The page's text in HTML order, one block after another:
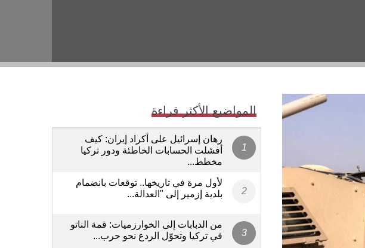
المواضيع الأكثر قراءة
رهان إسرائيل على أكراد إيران: كيف
أفشلت الحسابات الخاطئة ودور تركيا
مخطط...
لأول مرة في تاريخها.. توقعات بانضمام
بلدية إزمير إلى "العدالة...
من الدبابات إلى الخوارزميات: قمة الناتو
في تركيا وتحوّل الردع نحو حرب...